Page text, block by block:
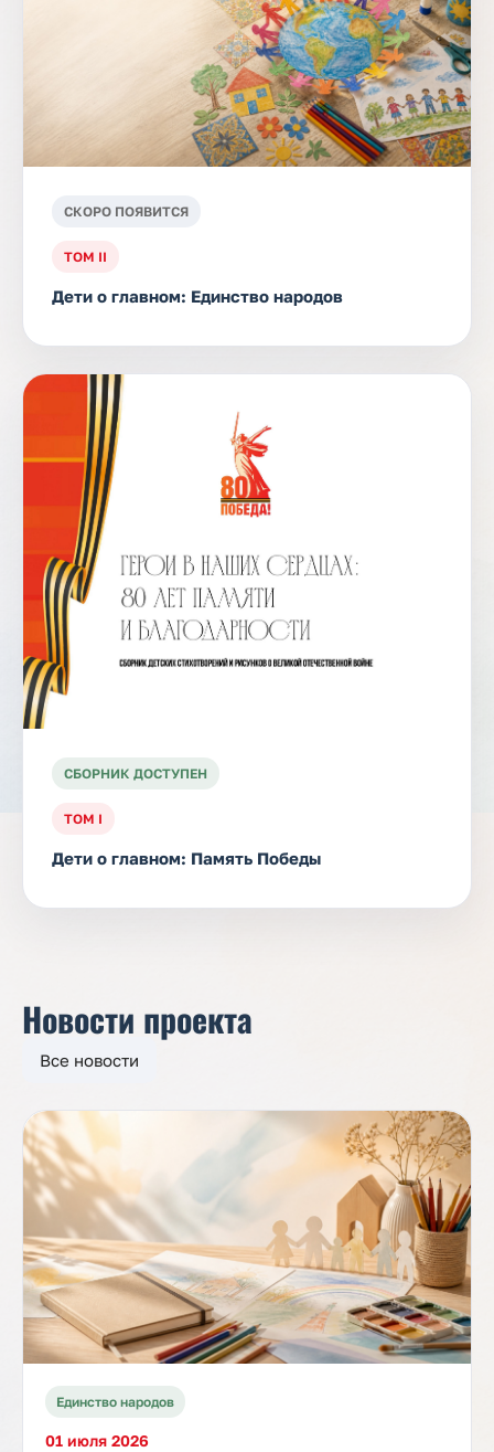
СКОРО ПОЯВИТСЯ
ТОМ II
Дети о главном: Единство народов
СБОРНИК ДОСТУПЕН
ТОМ I
Дети о главном: Память Победы
Новости проекта
Все новости
Единство народов
01 июля 2026